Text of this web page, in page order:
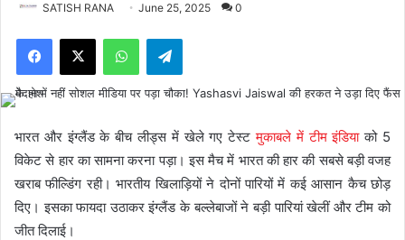
SATISH RANA June 25, 2025 0
Facebook
X WhatsAppTelegram
भारत और इंग्लैंड के बीच लीड्स में खेले गए टेस्टमुकाबले में टीम इंडियाको 5
विकेट से हार का सामना करना पड़ा। इस मैच में भारत की हार की सबसे बड़ी वजह
खराब फील्डिंग रही। भारतीय खिलाड़ियों ने दोनों पारियों में कई आसान कैच छोड़
दिए। इसका फायदा उठाकर इंग्लैंड के बल्लेबाजों ने बड़ी पारियां खेलीं और टीम को
जीत दिलाई।